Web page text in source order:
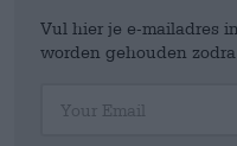
Vul hier je e-mailadres
worden gehouden